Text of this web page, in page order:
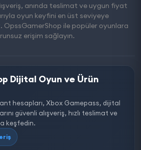
anında teslimat ve uygun fiyat
oyun keyfini en üst seviyeye
OpssGamerShop ile popüler oyunlara
erişim sağlayın.
Dijital Oyun ve Ürün
hesapları, Xbox Gamepass, dijital
güvenli alışveriş, hızlı teslimat ve
keşfedin.